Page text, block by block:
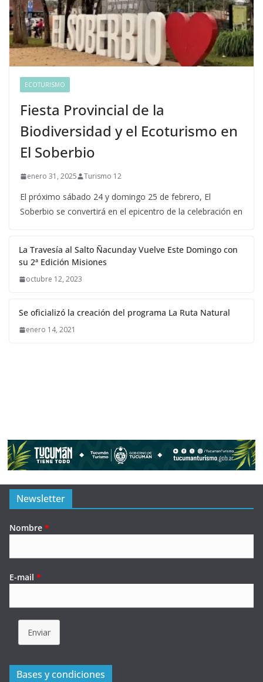
ECOTURISMO
Fiesta Provincial de la
Biodiversidad y el Ecoturismo en
El Soberbio
enero 31, 2025 Turismo 12
El próximo sábado 24 y domingo 25 de febrero, El
Soberbio se convertirá en el epicentro de la celebración en
La Travesía al Salto Ñacunday Vuelve Este Domingo con
su 2ª Edición Misiones
octubre 12, 2023
Se oficializó la creación del programa La Ruta Natural
enero 14, 2021
Newsletter
Nombre *
E-mail *
Enviar
Bases y condiciones